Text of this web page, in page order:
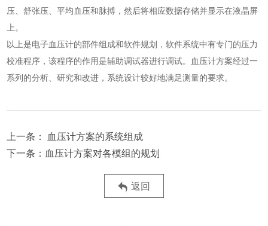
压、舒张压、平均血压和脉搏，然后将相应数据存储并显示在液晶屏
上。
以上是电子血压计的部件组成和软件规划，软件系统中有专门的压力
校准程序，该程序的作用是辅助调试器进行调试。血压计方案经过一
系列的分析、研究和改进，系统设计较好地满足测量的要求。
血压计方案的系统组成
血压计方案对各模组的规划
返回